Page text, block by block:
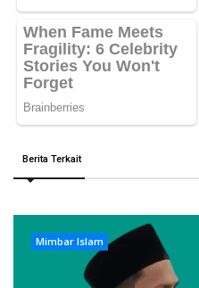
Berita Terkait
Mimbar Islam